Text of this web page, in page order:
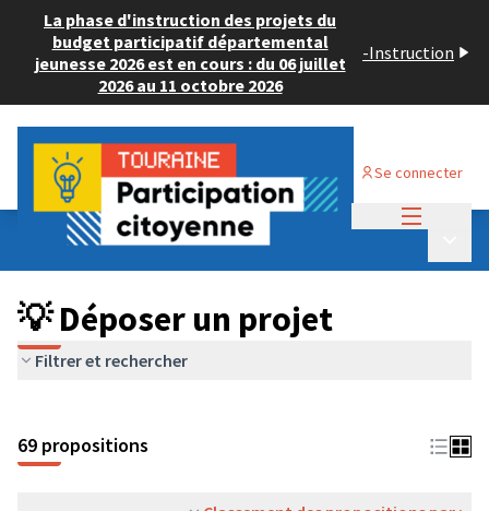
La phase d'instruction des projets du
budget participatif départemental
jeunesse 2026 est en cours : du 06 juillet
2026 au 11 octobre 2026
-Instruction
Se connecter
Budget Participatif ADULTE 2024
💡 Déposer un projet
💡 Déposer un projet
Filtrer et rechercher
69 propositions